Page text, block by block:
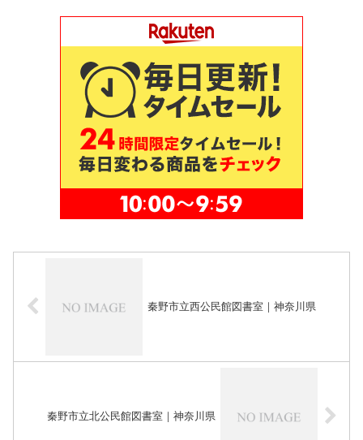
秦野市立西公民館図書室｜神奈川県
秦野市立北公民館図書室｜神奈川県